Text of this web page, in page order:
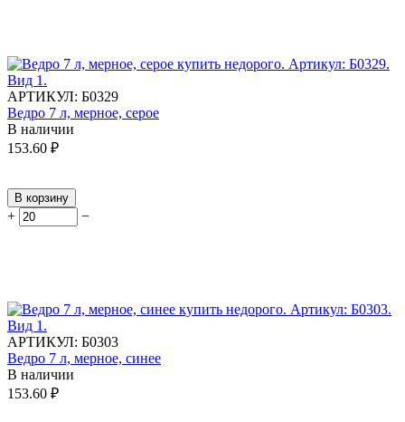
АРТИКУЛ: Б0329
Ведро 7 л, мерное, серое
В наличии
153.60 ₽
В корзину
+ −
АРТИКУЛ: Б0303
Ведро 7 л, мерное, синее
В наличии
153.60 ₽